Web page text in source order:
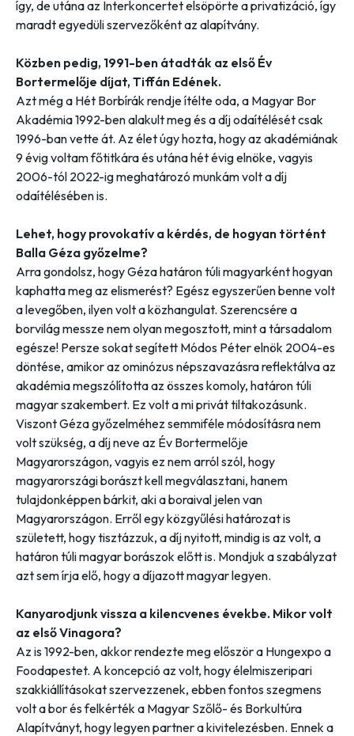
így, de utána az Interkoncertet elsöpörte a privatizáció, így
maradt egyedüli szervezőként az alapítvány.
Közben pedig, 1991-ben átadták az első Év
Bortermelője díjat, Tiffán Edének.
Azt még a Hét Borbírák rendje ítélte oda, a Magyar Bor
Akadémia 1992-ben alakult meg és a díj odaítélését csak
1996-ban vette át. Az élet úgy hozta, hogy az akadémiának
9 évig voltam főtitkára és utána hét évig elnöke, vagyis
2006-tól 2022-ig meghatározó munkám volt a díj
odaítélésében is.
Lehet, hogy provokatív a kérdés, de hogyan történt
Balla Géza győzelme?
Arra gondolsz, hogy Géza határon túli magyarként hogyan
kaphatta meg az elismerést? Egész egyszerűen benne volt
a levegőben, ilyen volt a közhangulat. Szerencsére a
borvilág messze nem olyan megosztott, mint a társadalom
egésze! Persze sokat segített Módos Péter elnök 2004-es
döntése, amikor az ominózus népszavazásra reflektálva az
akadémia megszólította az összes komoly, határon túli
magyar szakembert. Ez volt a mi privát tiltakozásunk.
Viszont Géza győzelméhez semmiféle módosításra nem
volt szükség, a díj neve az Év Bortermelője
Magyarországon, vagyis ez nem arról szól, hogy
magyarországi borászt kell megválasztani, hanem
tulajdonképpen bárkit, aki a boraival jelen van
Magyarországon. Erről egy közgyűlési határozat is
született, hogy tisztázzuk, a díj nyitott, mindig is az volt, a
határon túli magyar borászok előtt is. Mondjuk a szabályzat
azt sem írja elő, hogy a díjazott magyar legyen.
Kanyarodjunk vissza a kilencvenes évekbe. Mikor volt
az első Vinagora?
Az is 1992-ben, akkor rendezte meg először a Hungexpo a
Foodapestet. A koncepció az volt, hogy élelmiszeripari
szakkiállításokat szervezzenek, ebben fontos szegmens
volt a bor és felkérték a Magyar Szőlő- és Borkultúra
Alapítványt, hogy legyen partner a kivitelezésben. Ennek a